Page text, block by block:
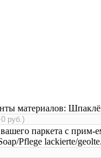
материалов:
паркета с прим-
Pflege lackierte/